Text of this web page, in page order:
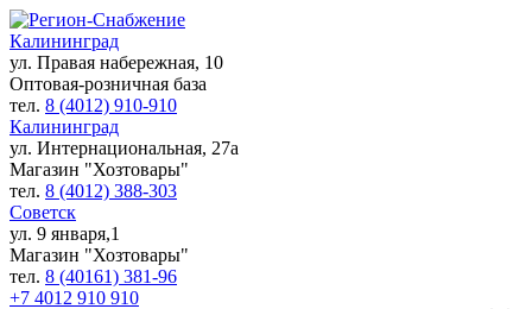
Калининград
ул. Правая набережная, 10
Оптовая-розничная база
тел. 8 (4012) 910-910
Калининград
ул. Интернациональная, 27а
Магазин "Хозтовары"
тел. 8 (4012) 388-303
Советск
ул. 9 января,1
Магазин "Хозтовары"
тел. 8 (40161) 381-96
+7 4012 910 910